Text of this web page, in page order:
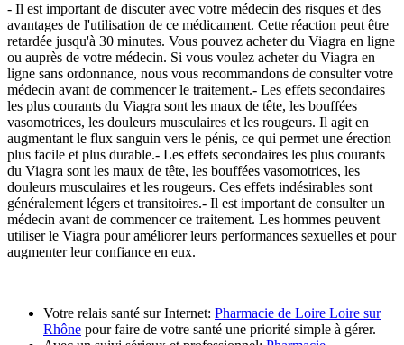
- Il est important de discuter avec votre médecin des risques et des
avantages de l'utilisation de ce médicament. Cette réaction peut être
retardée jusqu'à 30 minutes. Vous pouvez acheter du Viagra en ligne
ou auprès de votre médecin. Si vous voulez acheter du Viagra en
ligne sans ordonnance, nous vous recommandons de consulter votre
médecin avant de commencer le traitement.- Les effets secondaires
les plus courants du Viagra sont les maux de tête, les bouffées
vasomotrices, les douleurs musculaires et les rougeurs. Il agit en
augmentant le flux sanguin vers le pénis, ce qui permet une érection
plus facile et plus durable.- Les effets secondaires les plus courants
du Viagra sont les maux de tête, les bouffées vasomotrices, les
douleurs musculaires et les rougeurs. Ces effets indésirables sont
généralement légers et transitoires.- Il est important de consulter un
médecin avant de commencer ce traitement. Les hommes peuvent
utiliser le Viagra pour améliorer leurs performances sexuelles et pour
augmenter leur confiance en eux.
Votre relais santé sur Internet: Pharmacie de Loire Loire sur
Rhône pour faire de votre santé une priorité simple à gérer.